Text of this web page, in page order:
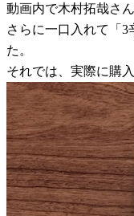
動画内で木村拓哉さ
さらに一口入れて「
た。
それでは、実際に購